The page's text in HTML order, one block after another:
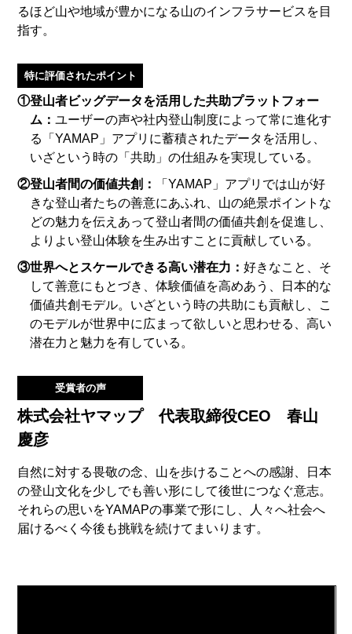
るほど山や地域が豊かになる山のインフラサービスを目
指す。
特に評価されたポイント
①登山者ビッグデータを活用した共助プラットフォー
ム：ユーザーの声や社内登山制度によって常に進化す
る「YAMAP」アプリに蓄積されたデータを活用し、
いざという時の「共助」の仕組みを実現している。
②登山者間の価値共創：
「YAMAP」アプリでは山が好
きな登山者たちの善意にあふれ、山の絶景ポイントな
どの魅力を伝えあって登山者間の価値共創を促進し、
よりよい登山体験を生み出すことに貢献している。
③世界へとスケールできる高い潜在力：好きなこと、そ
して善意にもとづき、体験価値を高めあう、日本的な
価値共創モデル。いざという時の共助にも貢献し、こ
のモデルが世界中に広まって欲しいと思わせる、高い
潜在力と魅力を有している。
受賞者の声
株式会社ヤマップ 代表取締役CEO 春山
慶彦
自然に対する畏敬の念、山を歩けることへの感謝、日本
の登山文化を少しでも善い形にして後世につなぐ意志。
それらの思いをYAMAPの事業で形にし、人々へ社会へ
届けるべく今後も挑戦を続けてまいります。